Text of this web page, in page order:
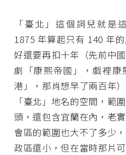
「臺北」這個詞兒就是
1875 年算起只有 140 年
好還要再扣十年（先前中
劇「康熙帝國」，戲裡
港」，那肖想早了兩百年
「臺北」地名的空間，範
頭，還包含宜蘭在內，老
會區的範圍也大不了多少
政區還小，但在當時那片